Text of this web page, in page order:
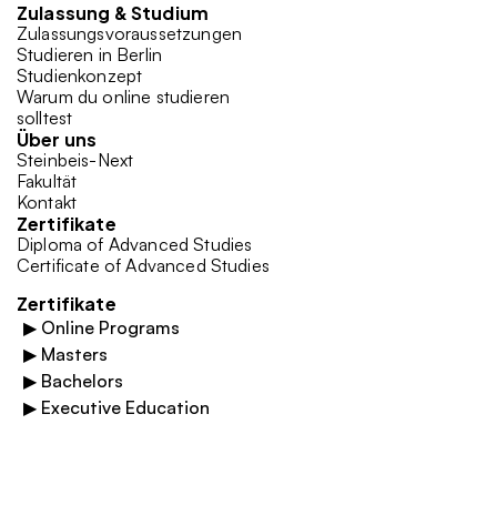
Zulassung & Studium
Zulassungsvoraussetzungen
Studieren in Berlin
Studienkonzept
Warum du online studieren
solltest
Über uns
Steinbeis-Next
Fakultät
Kontakt
Zertifikate
Diploma of Advanced Studies
Certificate of Advanced Studies
Zertifikate
▶ Online Programs
▶ Masters
▶ Bachelors
▶ Executive Education